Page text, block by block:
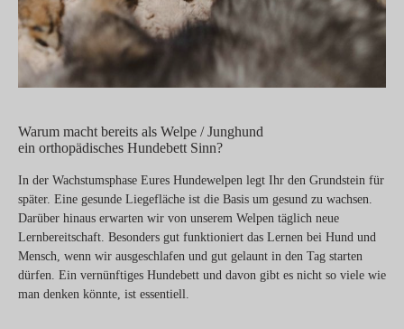
Warum macht bereits als Welpe / Junghund
ein orthopädisches Hundebett Sinn?
In der Wachstumsphase Eures Hundewelpen legt Ihr den Grundstein für
später. Eine gesunde Liegefläche ist die Basis um gesund zu wachsen.
Darüber hinaus erwarten wir von unserem Welpen täglich neue
Lernbereitschaft. Besonders gut funktioniert das Lernen bei Hund und
Mensch, wenn wir ausgeschlafen und gut gelaunt in den Tag starten
dürfen. Ein vernünftiges Hundebett und davon gibt es nicht so viele wie
man denken könnte, ist essentiell.